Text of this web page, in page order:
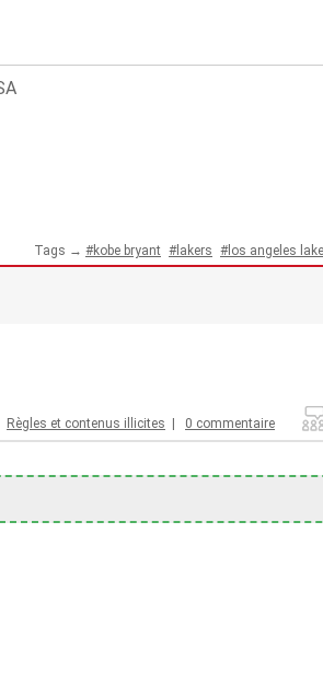
Tags → kobe bryant lakers los angeles
Règles et contenus illicites 0 commentaire